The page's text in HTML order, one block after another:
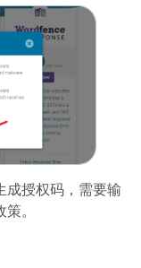
成授权码，需要输
。